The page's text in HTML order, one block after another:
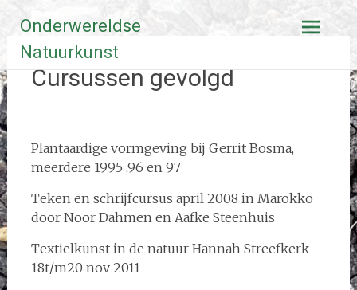
naar
inhoud
Onderwereldse
Natuurkunst
Cursussen gevolgd
Plantaardige vormgeving bij Gerrit Bosma,
meerdere 1995 ,96 en 97
Teken en schrijfcursus april 2008 in Marokko
door Noor Dahmen en Aafke Steenhuis
Textielkunst in de natuur Hannah Streefkerk
18t/m20 nov 2011